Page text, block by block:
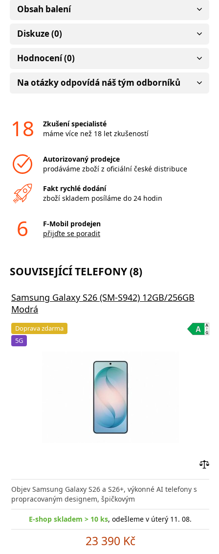
Obsah balení
Diskuze (0)
Hodnocení (0)
Na otázky odpovídá náš tým odborníků
18
Zkušení specialisté
máme více než 18 let zkušeností
Autorizovaný prodejce
prodáváme zboží z oficiální české distribuce
Fakt rychlé dodání
zboží skladem posíláme do 24 hodin
6
F-Mobil prodejen
přijďte se poradit
SOUVISEJÍCÍ TELEFONY (8)
Samsung Galaxy S26 (SM-S942) 12GB/256GB
Modrá
Doprava zdarma
5G
Objev Samsung Galaxy S26 a S26+, výkonné AI telefony s
propracovaným designem, špičkovým
E-shop skladem > 10 ks, odešleme v úterý 11. 08.
23 390 Kč